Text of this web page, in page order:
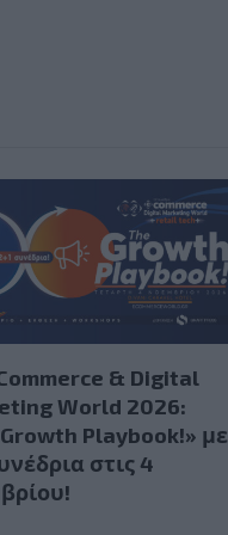
& Digital
World 2026:
Playbook!» με
στις 4